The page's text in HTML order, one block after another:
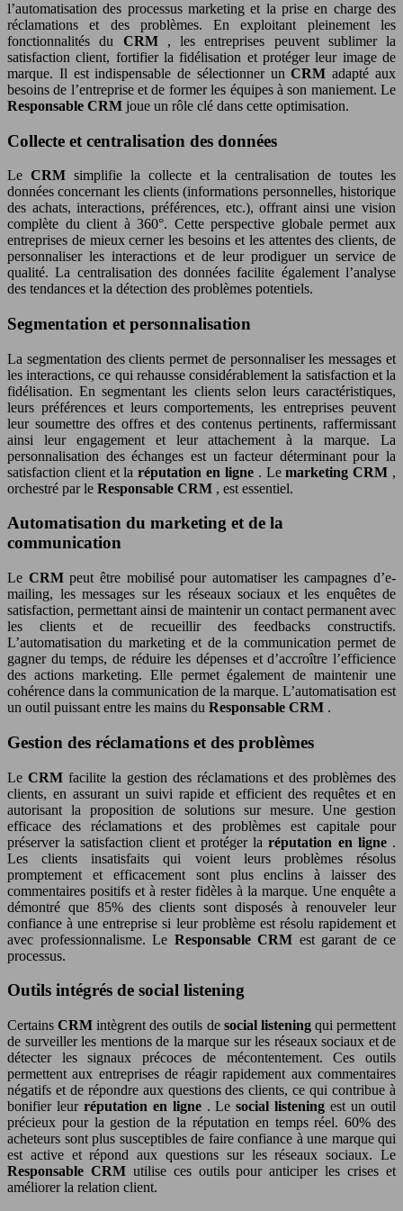
l’automatisation des processus marketing et la prise en charge des
réclamations et des problèmes. En exploitant pleinement les
fonctionnalités du CRM , les entreprises peuvent sublimer la
satisfaction client, fortifier la fidélisation et protéger leur image de
marque. Il est indispensable de sélectionner unCRMadapté aux
besoins de l’entreprise et de former les équipes à son maniement. Le
Responsable CRM joue un rôle clé dans cette optimisation.
Collecte et centralisation des données
Le CRM simplifie la collecte et la centralisation de toutes les
données concernant les clients (informations personnelles, historique
des achats, interactions, préférences, etc.), offrant ainsi une vision
complète du client à 360°. Cette perspective globale permet aux
entreprises de mieux cerner les besoins et les attentes des clients, de
personnaliser les interactions et de leur prodiguer un service de
qualité. La centralisation des données facilite également l’analyse
des tendances et la détection des problèmes potentiels.
Segmentation et personnalisation
La segmentation des clients permet de personnaliser les messages et
les interactions, ce qui rehausse considérablement la satisfaction et la
fidélisation. En segmentant les clients selon leurs caractéristiques,
leurs préférences et leurs comportements, les entreprises peuvent
leur soumettre des offres et des contenus pertinents, raffermissant
ainsi leur engagement et leur attachement à la marque. La
personnalisation des échanges est un facteur déterminant pour la
satisfaction client et laréputation en ligne . Lemarketing CRM ,
orchestré par le Responsable CRM , est essentiel.
Automatisation du marketing et de la
communication
Le CRMpeut être mobilisé pour automatiser les campagnes d’e-
mailing, les messages sur les réseaux sociaux et les enquêtes de
satisfaction, permettant ainsi de maintenir un contact permanent avec
les clients et de recueillir des feedbacks constructifs.
L’automatisation du marketing et de la communication permet de
gagner du temps, de réduire les dépenses et d’accroître l’efficience
des actions marketing. Elle permet également de maintenir une
cohérence dans la communication de la marque. L’automatisation est
un outil puissant entre les mains du Responsable CRM .
Gestion des réclamations et des problèmes
Le CRM facilite la gestion des réclamations et des problèmes des
clients, en assurant un suivi rapide et efficient des requêtes et en
autorisant la proposition de solutions sur mesure. Une gestion
efficace des réclamations et des problèmes est capitale pour
préserver la satisfaction client et protéger laréputation en ligne .
Les clients insatisfaits qui voient leurs problèmes résolus
promptement et efficacement sont plus enclins à laisser des
commentaires positifs et à rester fidèles à la marque. Une enquête a
démontré que 85% des clients sont disposés à renouveler leur
confiance à une entreprise si leur problème est résolu rapidement et
avec professionnalisme. Le Responsable CRM est garant de ce
processus.
Outils intégrés de social listening
CertainsCRMintègrent des outils de social listening qui permettent
de surveiller les mentions de la marque sur les réseaux sociaux et de
détecter les signaux précoces de mécontentement. Ces outils
permettent aux entreprises de réagir rapidement aux commentaires
négatifs et de répondre aux questions des clients, ce qui contribue à
bonifier leur réputation en ligne . Lesocial listeningest un outil
précieux pour la gestion de la réputation en temps réel. 60% des
acheteurs sont plus susceptibles de faire confiance à une marque qui
est active et répond aux questions sur les réseaux sociaux. Le
Responsable CRM utilise ces outils pour anticiper les crises et
améliorer la relation client.